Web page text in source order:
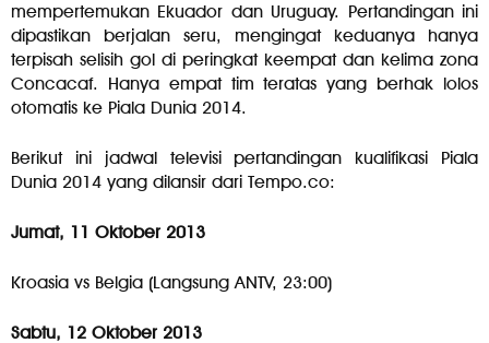
mempertemukan Ekuador dan Uruguay. Pertandingan ini
dipastikan berjalan seru, mengingat keduanya hanya
terpisah selisih gol di peringkat keempat dan kelima zona
Concacaf. Hanya empat tim teratas yang berhak lolos
otomatis ke Piala Dunia 2014.
Berikut ini jadwal televisi pertandingan kualifikasi Piala
Dunia 2014 yang dilansir dari Tempo.co:
Jumat, 11 Oktober 2013
Kroasia vs Belgia (Langsung ANTV, 23:00)
Sabtu, 12 Oktober 2013